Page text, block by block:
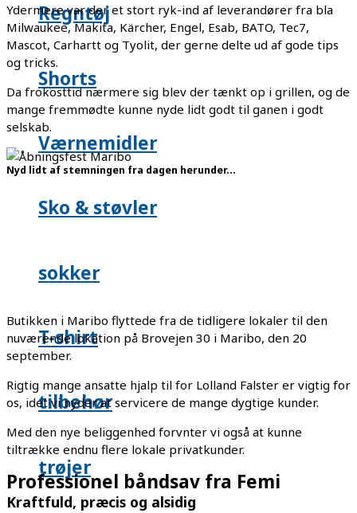
Regntøj
Shorts
Værnemidler
Sko & støvler
sokker
T-shirt
tilbehør
trøjer
Ydermere var der et stort ryk-ind af leverandører fra bla
Milwaukee, Makita, Kärcher, Engel, Esab, BATO, Tec7,
Mascot, Carhartt og Tyolit, der gerne delte ud af gode tips
og tricks.
Da frokosttid nærmere sig blev der tænkt op i grillen, og de
mange fremmødte kunne nyde lidt godt til ganen i godt
selskab.
Nyd lidt af stemningen fra dagen herunder...
Butikken i Maribo flyttede fra de tidligere lokaler til den
nuværende lokation på Brovejen 30 i Maribo, den 20
september.
Rigtig mange ansatte hjalp til for Lolland Falster er vigtig for
os, idet vi nyder at servicere de mange dygtige kunder.
Med den nye beliggenhed forvnter vi også at kunne
tiltrække endnu flere lokale privatkunder.
Professionel båndsav fra Femi
Kraftfuld, præcis og alsidig